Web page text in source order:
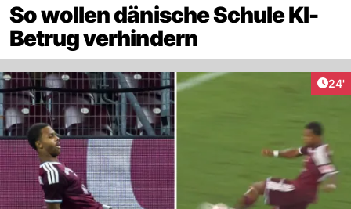
So wollen dänische Schule KI-
Betrug verhindern
24'